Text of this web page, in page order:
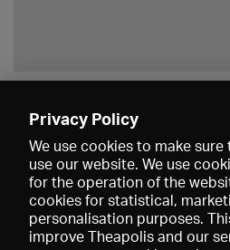
Privacy Policy
We use cookies to make
use our website. We use
for the operation of the
cookies for statistical,
personalisation purposes.
improve Theapolis and our